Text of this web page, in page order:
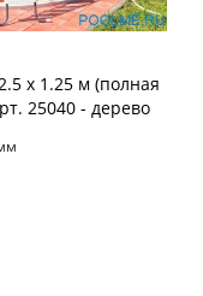
х 1.25 м (полная
25040 - дерево